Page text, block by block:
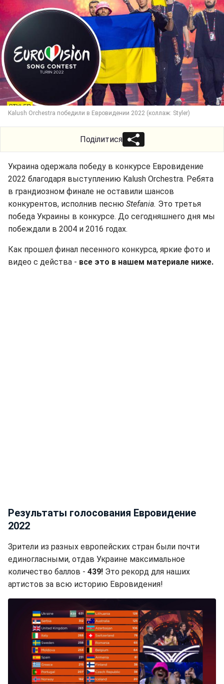
Kalush Orchestra победили в Евровидении 2022 (коллаж: Styler)
Поділитися
Украина одержала победу в конкурсе Евровидение
2022 благодаря выступлению Kalush Orchestra. Ребята
в грандиозном финале не оставили шансов
конкурентов, исполнив песню Stefania. Это третья
победа Украины в конкурсе. До сегодняшнего дня мы
побеждали в 2004 и 2016 годах.
Как прошел финал песенного конкурса, яркие фото и
видео с действа - все это в нашем материале ниже.
Результаты голосования Евровидение
2022
Зрители из разных европейских стран были почти
единогласными, отдав Украине максимальное
количество баллов - 439! Это рекорд для наших
артистов за всю историю Евровидения!